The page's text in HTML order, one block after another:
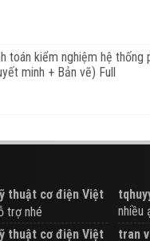
toán kiểm nghiệm hệ thống
minh + Bản vẽ) Full
thuật cơ điện Việt
trợ nhé
nhiều
thuật cơ điện Việt
tran